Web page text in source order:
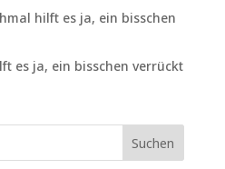
hilft es ja, ein bisschen
es ja, ein bisschen verrückt